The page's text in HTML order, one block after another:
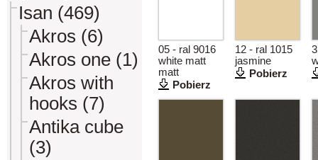
Isan (469)
Akros (6)
Akros one (1)
Akros with
hooks (7)
Antika cube
(3)
05 - ral 9016
white matt
matt
Pobierz
12 - ral 1015
jasmine
Pobierz